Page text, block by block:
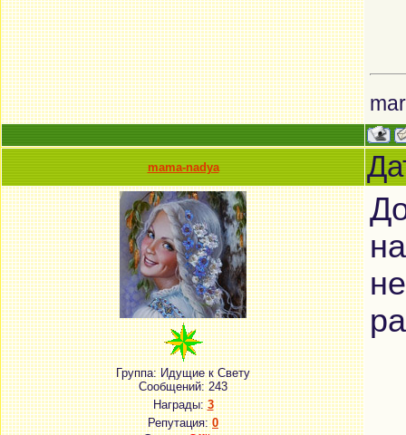
mama-nadya
Группа: Идущие к Свету
Сообщений:243
Награды:3
Репутация:0